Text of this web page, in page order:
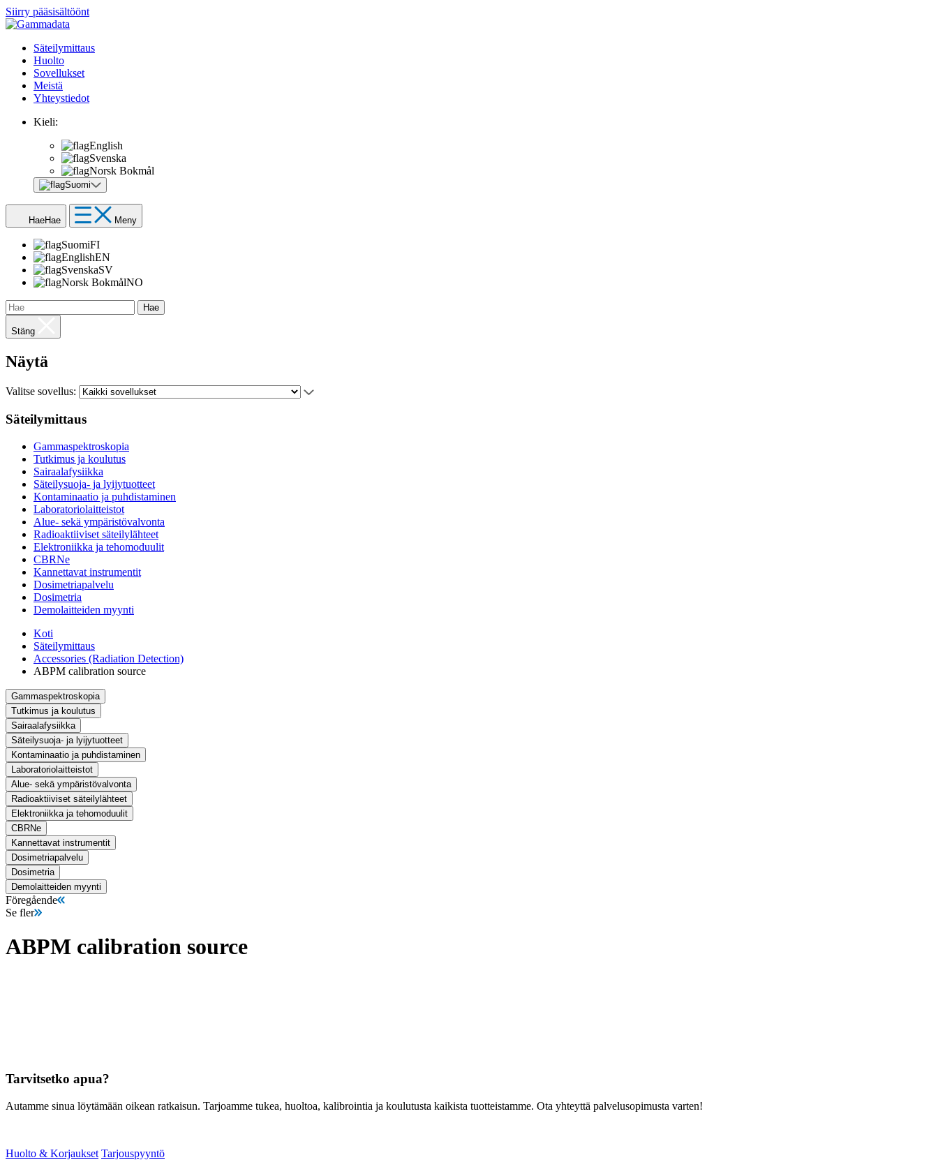
Siirry pääsisältöönt
Säteilymittaus
Huolto
Sovellukset
Meistä
Yhteystiedot
Kieli:
English
Svenska
Norsk Bokmål
Suomi
HaeHae Meny
SuomiFI
EnglishEN
SvenskaSV
Norsk BokmålNO
Hae
Stäng
Näytä
Valitse sovellus:
Säteilymittaus
Gammaspektroskopia
Tutkimus ja koulutus
Sairaalafysiikka
Säteilysuoja- ja lyijytuotteet
Kontaminaatio ja puhdistaminen
Laboratoriolaitteistot
Alue- sekä ympäristövalvonta
Radioaktiiviset säteilylähteet
Elektroniikka ja tehomoduulit
CBRNe
Kannettavat instrumentit
Dosimetriapalvelu
Dosimetria
Demolaitteiden myynti
Koti
Säteilymittaus
Accessories (Radiation Detection)
ABPM calibration source
Gammaspektroskopia
Tutkimus ja koulutus
Sairaalafysiikka
Säteilysuoja- ja lyijytuotteet
Kontaminaatio ja puhdistaminen
Laboratoriolaitteistot
Alue- sekä ympäristövalvonta
Radioaktiiviset säteilylähteet
Elektroniikka ja tehomoduulit
CBRNe
Kannettavat instrumentit
Dosimetriapalvelu
Dosimetria
Demolaitteiden myynti
Föregående
Se fler
ABPM calibration source
Tarvitsetko apua?
Autamme sinua löytämään oikean ratkaisun. Tarjoamme tukea, huoltoa, kalibrointia ja koulutusta kaikista tuotteistamme. Ota yhteyttä palvelusopimusta varten!
Huolto & Korjaukset Tarjouspyyntö